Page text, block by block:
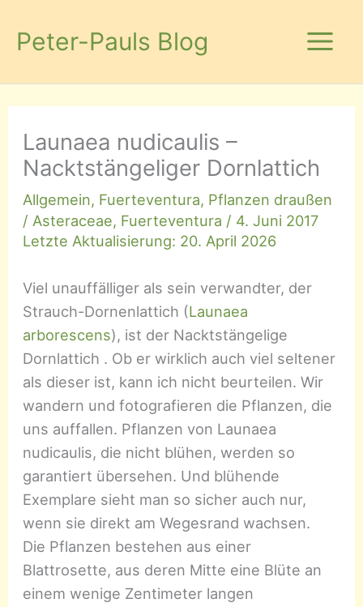
InhaltPeter-Pauls Blog
Launaea nudicaulis –
Nacktstängeliger Dornlattich
Allgemein, Fuerteventura, Pflanzen draußen
/ Asteraceae, Fuerteventura / 4. Juni 2017
Letzte Aktualisierung: 20. April 2026
Viel unauffälliger als sein verwandter, der
Strauch-Dornenlattich (Launaea
arborescens), ist der Nacktstängelige
Dornlattich . Ob er wirklich auch viel seltener
als dieser ist, kann ich nicht beurteilen. Wir
wandern und fotografieren die Pflanzen, die
uns auffallen. Pflanzen von Launaea
nudicaulis, die nicht blühen, werden so
garantiert übersehen. Und blühende
Exemplare sieht man so sicher auch nur,
wenn sie direkt am Wegesrand wachsen.
Die Pflanzen bestehen aus einer
Blattrosette, aus deren Mitte eine Blüte an
einem wenige Zentimeter langen